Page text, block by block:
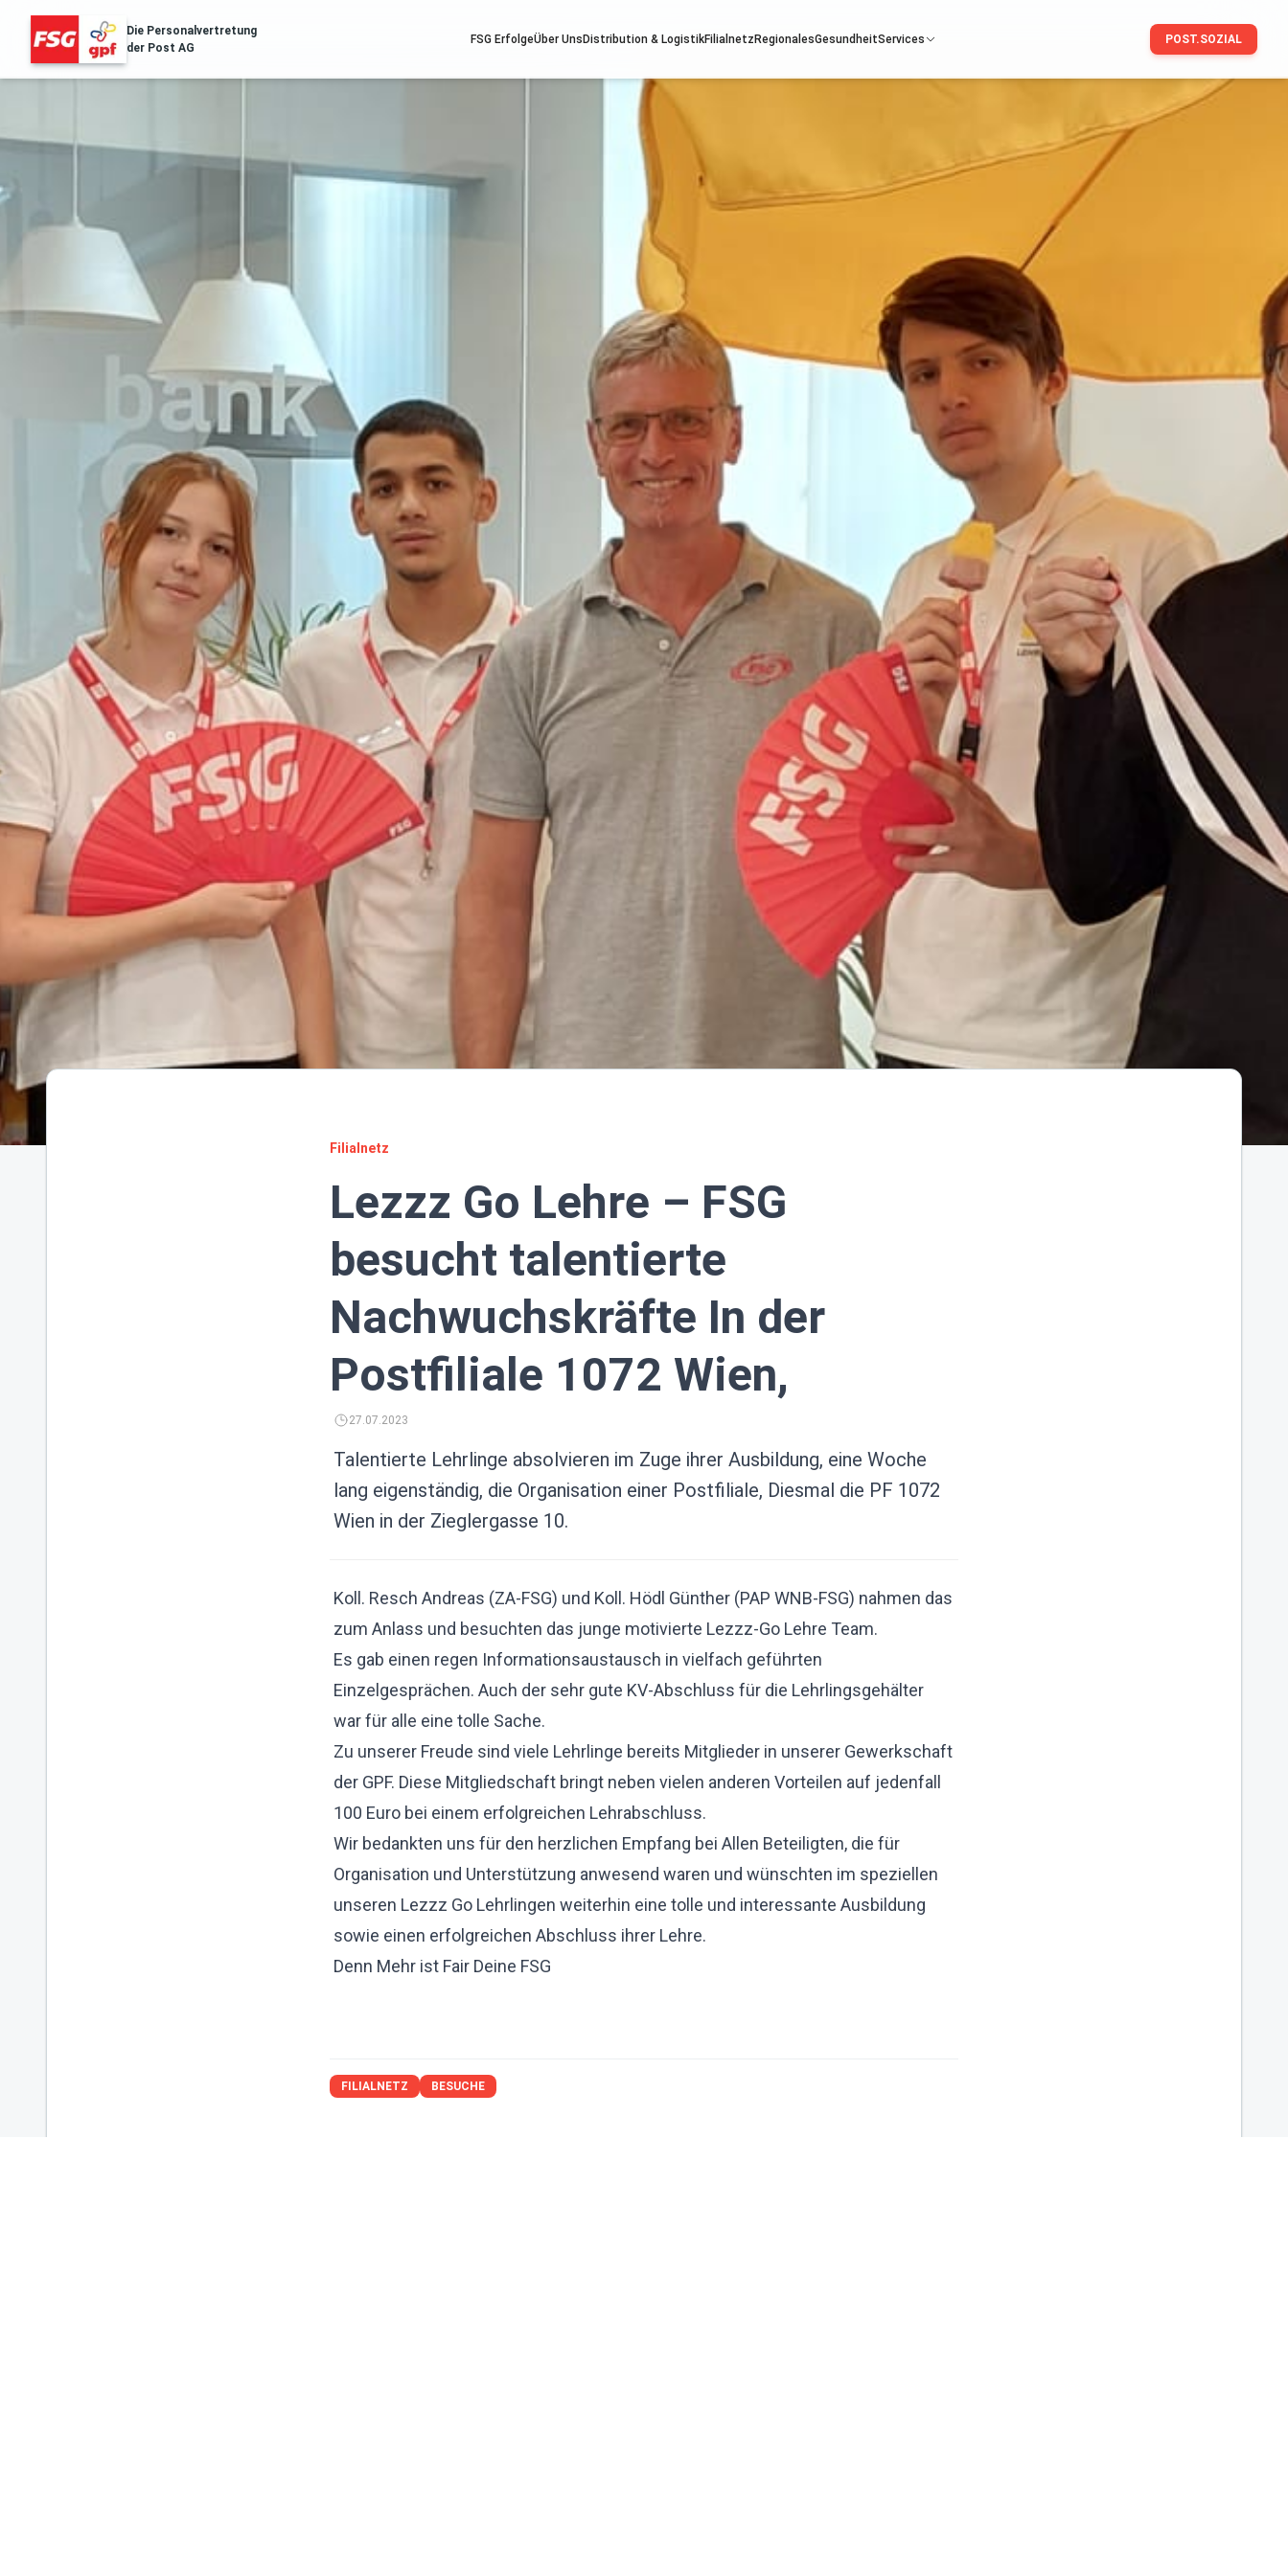
Die Personalvertretung
der Post AG
FSG ErfolgeÜber Uns Distribution & LogistikFilialnetz RegionalesGesundheitServices POST.SOZIAL
Filialnetz
Lezzz Go Lehre – FSG
besucht talentierte
Nachwuchskräfte In der
Postfiliale 1072 Wien,
27.07.2023
Talentierte Lehrlinge absolvieren im Zuge ihrer Ausbildung, eine Woche
lang eigenständig, die Organisation einer Postfiliale, Diesmal die PF 1072
Wien in der Zieglergasse 10.
Koll. Resch Andreas (ZA-FSG) und Koll. Hödl Günther (PAP WNB-FSG) nahmen das
zum Anlass und besuchten das junge motivierte Lezzz-Go Lehre Team.
Es gab einen regen Informationsaustausch in vielfach geführten
Einzelgesprächen. Auch der sehr gute KV-Abschluss für die Lehrlingsgehälter
war für alle eine tolle Sache.
Zu unserer Freude sind viele Lehrlinge bereits Mitglieder in unserer Gewerkschaft
der GPF. Diese Mitgliedschaft bringt neben vielen anderen Vorteilen auf jedenfall
100 Euro bei einem erfolgreichen Lehrabschluss.
Wir bedankten uns für den herzlichen Empfang bei Allen Beteiligten, die für
Organisation und Unterstützung anwesend waren und wünschten im speziellen
unseren Lezzz Go Lehrlingen weiterhin eine tolle und interessante Ausbildung
sowie einen erfolgreichen Abschluss ihrer Lehre.
Denn Mehr ist Fair Deine FSG
FILIALNETZ BESUCHE